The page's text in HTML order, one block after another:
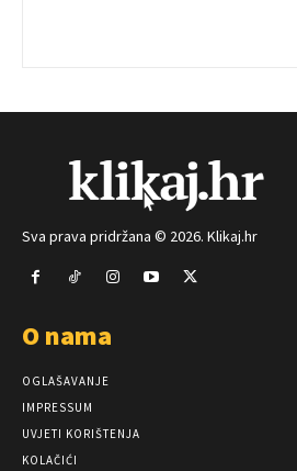
Sva prava pridržana © 2026. Klikaj.hr
O nama
OGLAŠAVANJE
IMPRESSUM
UVJETI KORIŠTENJA
KOLAČIĆI